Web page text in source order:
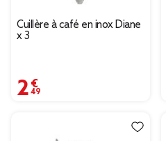
Cuillère à café en inox Diane
x 3
2,49 €